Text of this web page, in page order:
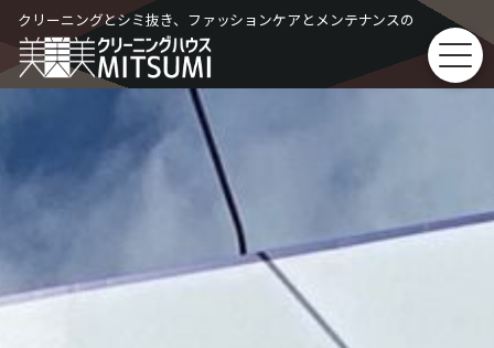
Skip
to
content
クリーニングとシミ抜き、ファッションケアとメンテナンスの